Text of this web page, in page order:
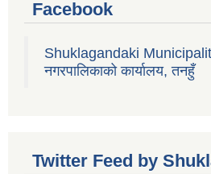
Facebook
Shuklagandaki
नगरपालिकाको कार्यालय, तनहुँ
Twitter Feed by